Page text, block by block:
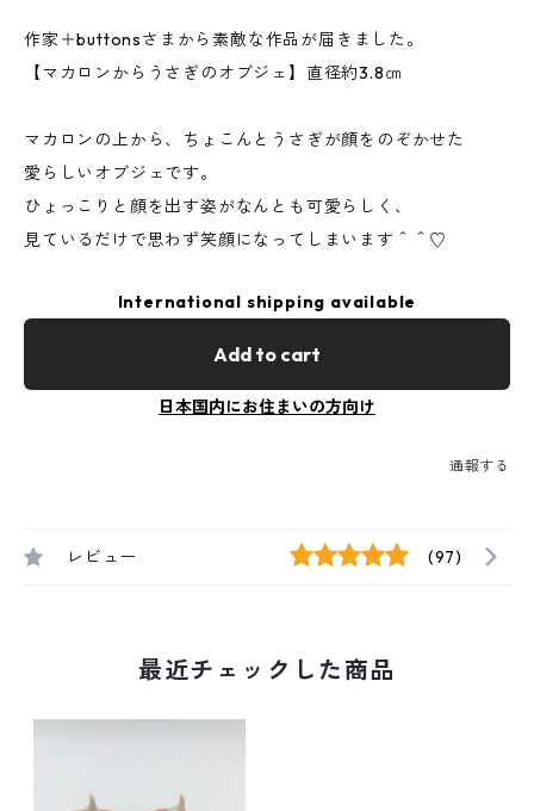
作家＋buttonsさまから素敵な作品が届きました。
【マカロンからうさぎのオブジェ】直径約3.8㎝
マカロンの上から、ちょこんとうさぎが顔をのぞかせた
愛らしいオブジェです。
ひょっこりと顔を出す姿がなんとも可愛らしく、
見ているだけで思わず笑顔になってしまいます＾＾♡
International shipping available
Add to cart
日本国内にお住まいの方向け
通報する
レビュー (97)
最近チェックした商品